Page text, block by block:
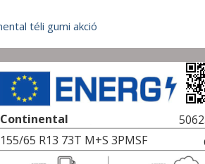
Continental
155/65 R13 73T M+S 3PMSF